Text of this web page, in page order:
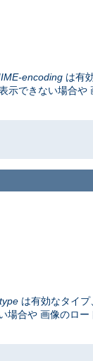
encoding は有
示できない場合や
は有効なタイ
合や 画像のロ